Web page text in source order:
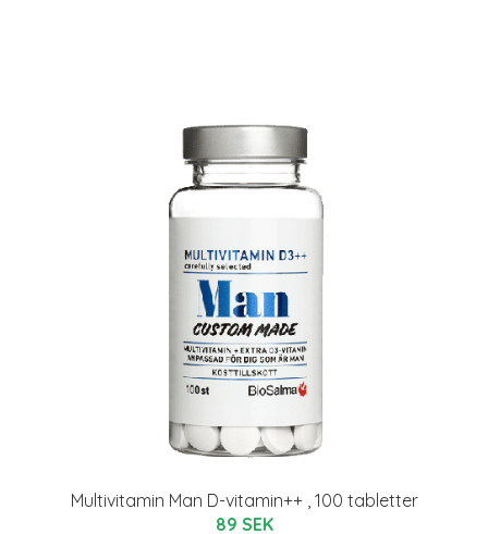
Multivitamin Man D-vitamin++ , 100 tabletter
89 SEK